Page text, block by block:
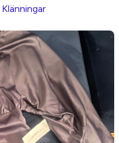
Klänningar